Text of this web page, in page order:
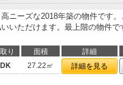
ニーズな2018年築の物件です
いただけます。最上階の物件で
り 面積 詳細
27.22㎡ 詳細を見る